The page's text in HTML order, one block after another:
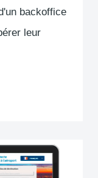
backoffice
leur